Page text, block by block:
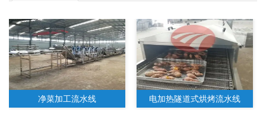
净菜加工流水线 电加热隧道式烘烤流水线